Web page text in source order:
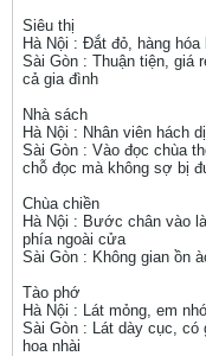
Siêu thị
Hà Nội : Đắt đỏ, hàng
Sài Gòn : Thuận tiện, giá
cả gia đình
Nhà sách
Hà Nội : Nhân viên hách
Sài Gòn : Vào đọc chùa
chỗ đọc mà không sợ bị
Chùa chiền
Hà Nội : Bước chân vào
phía ngoài cửa
Sài Gòn : Không gian ồn
Tào phớ
Hà Nội : Lát mỏng, em
Sài Gòn : Lát dày cục,
hoa nhài